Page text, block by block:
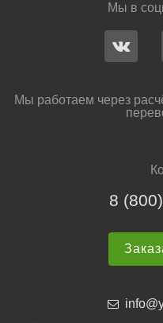
Мы в
Мы работаем через
8